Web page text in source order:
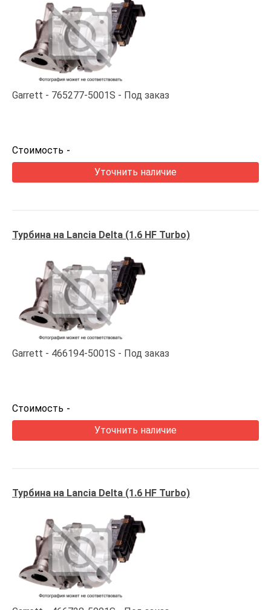
Garrett 765277-5001S Под заказ
Стоимость -
Уточнить наличие
Турбина на Lancia Delta (1.6 HF Turbo)
Garrett 466194-5001S Под заказ
Стоимость -
Уточнить наличие
Турбина на Lancia Delta (1.6 HF Turbo)